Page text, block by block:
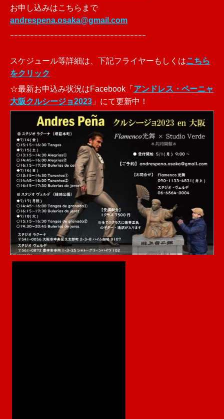
お申し込みはこちらまで
andrespena.osaka@gmail.com
ｰｰｰｰｰｰｰｰｰｰｰｰｰｰｰｰｰｰｰｰｰｰｰｰｰｰｰｰｰｰｰｰｰｰ
スケジュール等詳細は、下記フライヤーもしくはこちら
をクリック
☆最新お申込み状況はFacebook「 アンドレス・ペーニャ
大阪クルシージョ2023 」にて更新中！